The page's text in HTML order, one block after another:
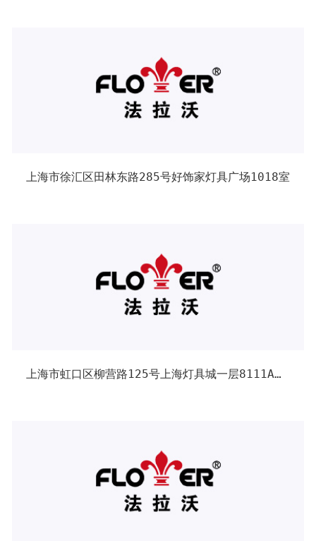
上海市徐汇区田林东路285号好饰家灯具广场1018室
上海市虹口区柳营路125号上海灯具城一层8111A门店